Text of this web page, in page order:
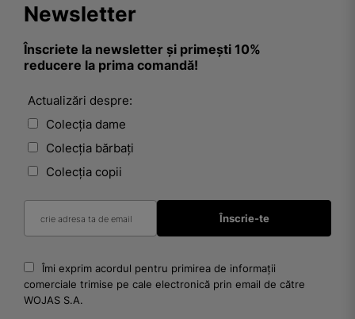
Newsletter
Înscriete la newsletter și primești 10%
reducere la prima comandă!
Actualizări despre:
Colecția dame
Colecția bărbați
Colecția copii
Îmi exprim acordul pentru primirea de informații
comerciale trimise pe cale electronică prin email de către
WOJAS S.A.